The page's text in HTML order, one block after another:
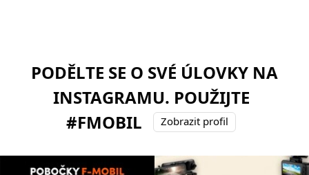
PODĚLTE SE O SVÉ ÚLOVKY NA
INSTAGRAMU. POUŽIJTE
#FMOBIL
Zobrazit profil